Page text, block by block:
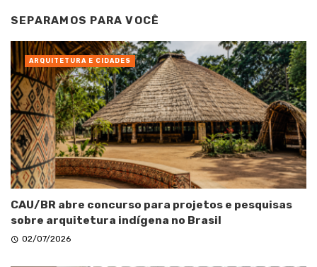
SEPARAMOS PARA VOCÊ
CAU/BR abre concurso para projetos e pesquisas
sobre arquitetura indígena no Brasil
02/07/2026
ARQUITETURA E CIDADES